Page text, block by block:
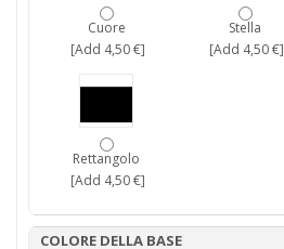
Cuore
[Add 4,50 €]
Stella
[Add 4,50 €]
Rettangolo
[Add 4,50 €]
COLORE DELLA BASE